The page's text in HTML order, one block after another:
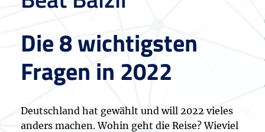
Die 8 wichtigsten
Fragen in 2022
Deutschland hat gewählt und will 2022 vieles
anders machen. Wohin geht die Reise? Wieviel